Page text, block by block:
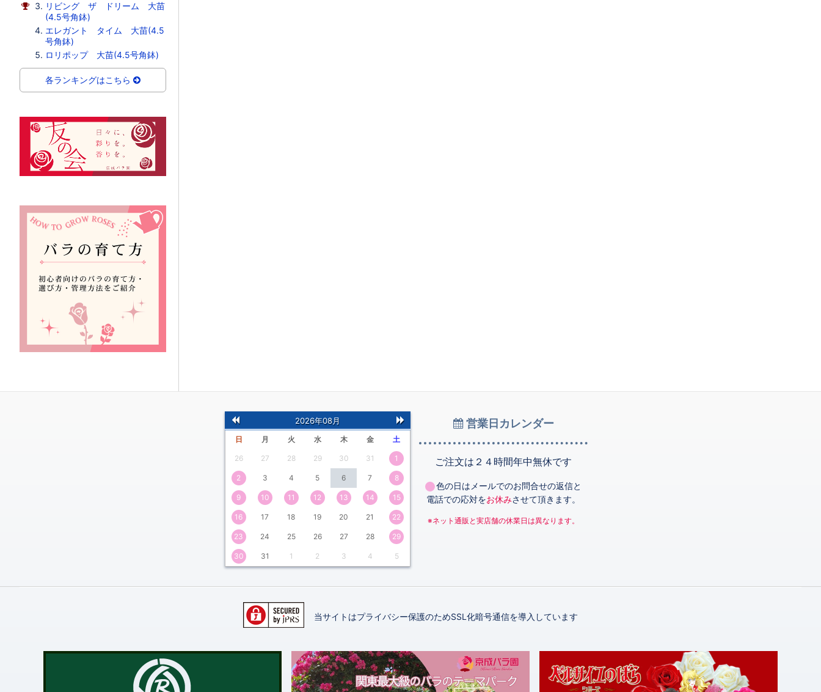
リビング ザ ドリーム 大苗
(4.5号角鉢)
エレガント タイム 大苗(4.5
号角鉢)
ロリポップ 大苗(4.5号角鉢)
各ランキングはこちら
前
の
月
次
月
2026年08月
日 月 火 水 木 金 土
26 27 28 29 30 31 1
2 3 4 5 6 7 8
9 10 11 12 13 14 15
16 17 18 19 20 21 22
23 24 25 26 27 28 29
30 31 1 2 3 4 5
営業日カレンダー
ご注文は２４時間年中無休です
色の日はメールでのお問合せの返信と
電話での応対をお休みさせて頂きます。
※ネット通販と実店舗の休業日は異なります。
当サイトはプライバシー保護のためSSL化暗号通信を導入しています